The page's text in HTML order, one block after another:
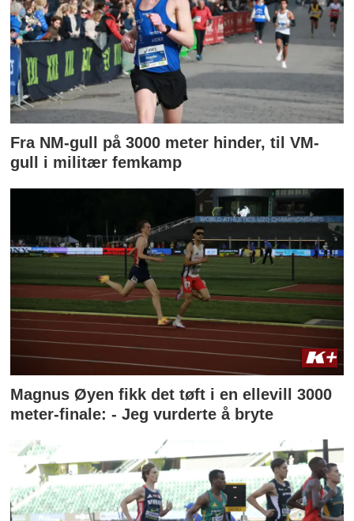
Fra NM-gull på 3000 meter hinder, til VM-
gull i militær femkamp
Magnus Øyen fikk det tøft i en ellevill 3000
meter-finale: - Jeg vurderte å bryte